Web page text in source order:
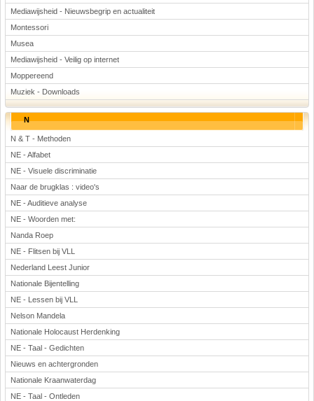
Mediawijsheid - Nieuwsbegrip en actualiteit
Montessori
Musea
Mediawijsheid - Veilig op internet
Moppereend
Muziek - Downloads
N
N & T - Methoden
NE - Alfabet
NE - Visuele discriminatie
Naar de brugklas : video's
NE - Auditieve analyse
NE - Woorden met:
Nanda Roep
NE - Flitsen bij VLL
Nederland Leest Junior
Nationale Bijentelling
NE - Lessen bij VLL
Nelson Mandela
Nationale Holocaust Herdenking
NE - Taal - Gedichten
Nieuws en achtergronden
Nationale Kraanwaterdag
NE - Taal - Ontleden